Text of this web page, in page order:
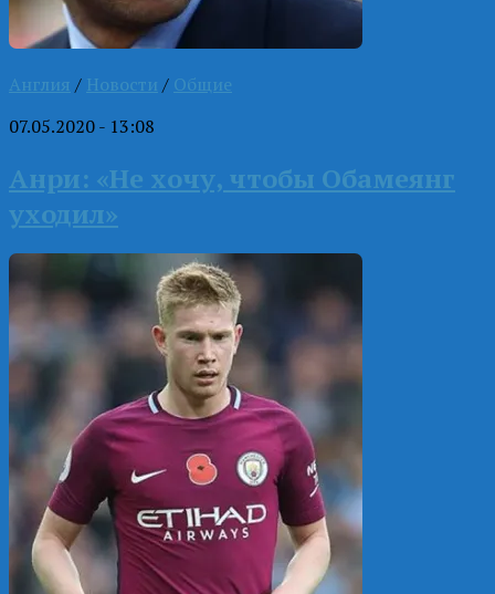
Англия / Новости / Общие
07.05.2020 - 13:08
Анри: «Не хочу, чтобы Обамеянг
уходил»